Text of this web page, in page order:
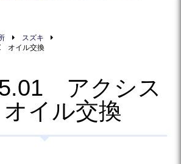
スズキ
オイル交換
アクシス
イル交換